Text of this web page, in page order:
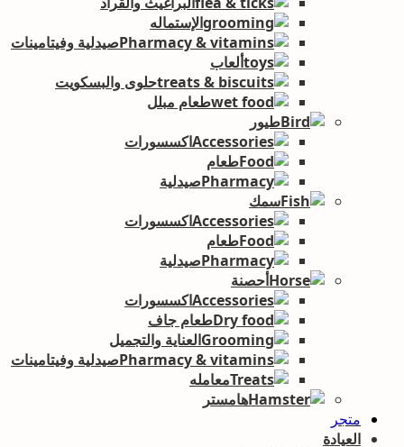
الإستماله
صيدلية وفيتامينات
ألعاب
حلوى والبسكويت
طعام مبلل
طيور
اكسسورات
طعام
صيدلية
سمك
اكسسورات
طعام
صيدلية
أحصنة
اكسسورات
طعام جاف
العناية والتجميل
صيدلية وفيتامينات
معامله
هامستر
متجر
العيادة